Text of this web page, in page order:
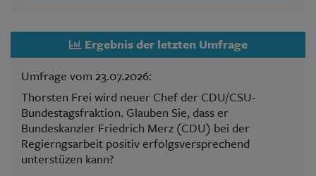
Ergebnis der letzten Umfrage
Umfrage vom 23.07.2026:
Thorsten Frei wird neuer Chef der CDU/CSU-
Bundestagsfraktion. Glauben Sie, dass er
Bundeskanzler Friedrich Merz (CDU) bei der
Regierngsarbeit positiv erfolgsversprechend
unterstüzen kann?